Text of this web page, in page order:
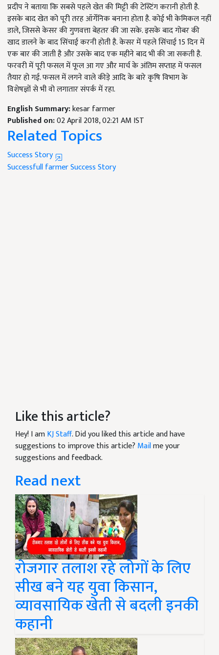
प्रदीप ने बताया कि सबसे पहले खेत की मिट्टी की टेस्टिंग करानी होती है.
इसके बाद खेत को पूरी तरह ऑर्गेनिक बनाना होता है. कोई भी केमिकल नहीं
डाले, जिससे केसर की गुणवत्ता बेहतर की जा सके. इसके बाद गोबर की
खाद डालने के बाद सिंचाई करनी होती है. केसर में पहले सिंचाई 15 दिन में
एक बार की जाती है और उसके बाद एक महीने बाद भी की जा सकती है.
फरवरी में पूरी फसल में फूल आ गए और मार्च के अंतिम सप्ताह में फसल
तैयार हो गई. फसल में लगने वाले कीड़े आदि के बारे कृषि विभाग के
विशेषज्ञों से भी वो लगातार संपर्क में रहा.
English Summary:kesar farmer
Published on:02 April 2018, 02:21 AM IST
Related Topics
Success Story
Successfull farmerSuccess Story
Like this article?
Hey! I amKJ Staff. Did you liked this article and have
suggestions to improve this article? Mailme your
suggestions and feedback.
Read next
रोजगार तलाश रहे लोगों के लिए
सीख बने यह युवा किसान,
व्यावसायिक खेती से बदली इनकी
कहानी